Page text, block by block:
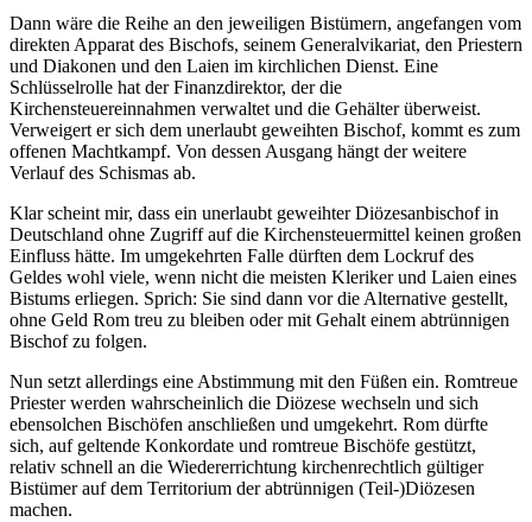
Dann wäre die Reihe an den jeweiligen Bistümern, angefangen vom
direkten Apparat des Bischofs, seinem Generalvikariat, den Priestern
und Diakonen und den Laien im kirchlichen Dienst. Eine
Schlüsselrolle hat der Finanzdirektor, der die
Kirchensteuereinnahmen verwaltet und die Gehälter überweist.
Verweigert er sich dem unerlaubt geweihten Bischof, kommt es zum
offenen Machtkampf. Von dessen Ausgang hängt der weitere
Verlauf des Schismas ab.
Klar scheint mir, dass ein unerlaubt geweihter Diözesanbischof in
Deutschland ohne Zugriff auf die Kirchensteuermittel keinen großen
Einfluss hätte. Im umgekehrten Falle dürften dem Lockruf des
Geldes wohl viele, wenn nicht die meisten Kleriker und Laien eines
Bistums erliegen. Sprich: Sie sind dann vor die Alternative gestellt,
ohne Geld Rom treu zu bleiben oder mit Gehalt einem abtrünnigen
Bischof zu folgen.
Nun setzt allerdings eine Abstimmung mit den Füßen ein. Romtreue
Priester werden wahrscheinlich die Diözese wechseln und sich
ebensolchen Bischöfen anschließen und umgekehrt. Rom dürfte
sich, auf geltende Konkordate und romtreue Bischöfe gestützt,
relativ schnell an die Wiedererrichtung kirchenrechtlich gültiger
Bistümer auf dem Territorium der abtrünnigen (Teil-)Diözesen
machen.